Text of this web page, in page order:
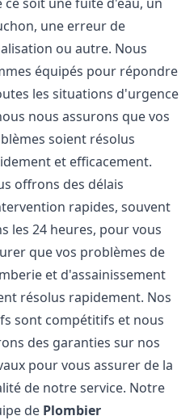
une erreur de
ou autre. Nous
équipés pour répondre
les situations d'urgence
nous assurons que vos
soient résolus
et efficacement.
offrons des délais
rapides, souvent
les 24 heures, pour vous
que vos problèmes de
et d'assainissement
résolus rapidement. Nos
sont compétitifs et nous
des garanties sur nos
pour vous assurer de la
de notre service. Notre
de Plombier